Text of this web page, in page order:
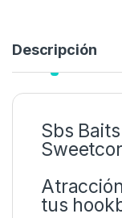
Descripción
Sbs
tus